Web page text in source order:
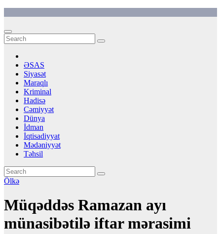
content
ƏSAS
Siyasət
Maraqlı
Kriminal
Hadisə
Cəmiyyət
Dünya
İdman
İqtisadiyyat
Mədəniyyət
Təhsil
Ölkə
Müqəddəs Ramazan ayı
münasibətilə iftar mərasimi